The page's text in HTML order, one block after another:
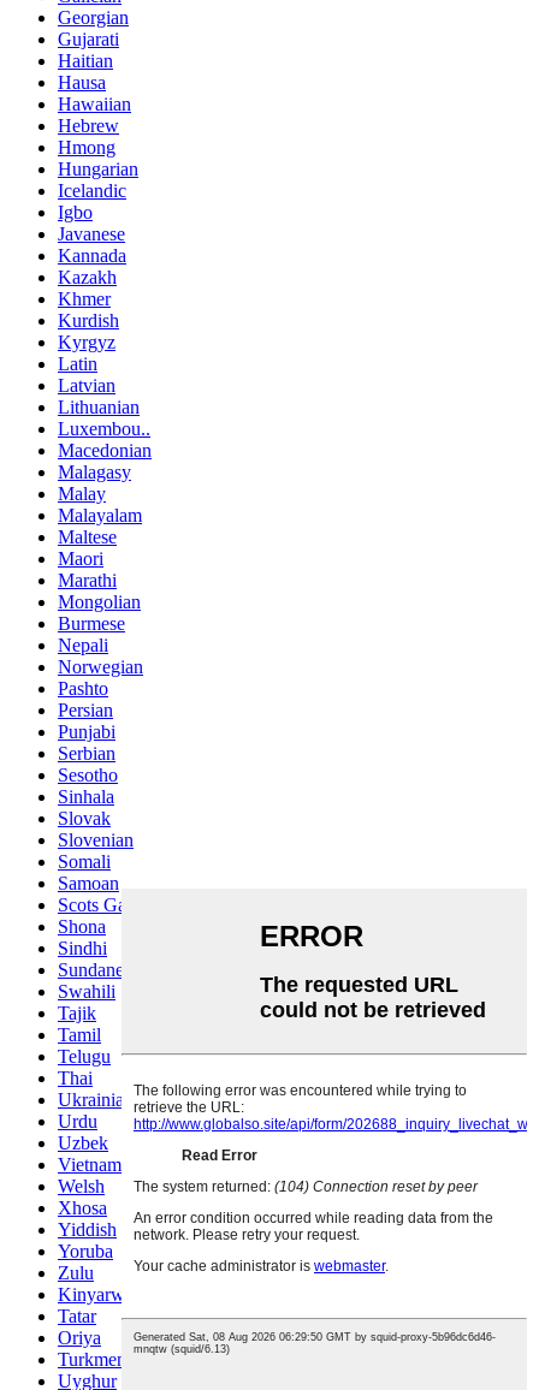
Georgian
Gujarati
Haitian
Hausa
Hawaiian
Hebrew
Hmong
Hungarian
Icelandic
Igbo
Javanese
Kannada
Kazakh
Khmer
Kurdish
Kyrgyz
Latin
Latvian
Lithuanian
Luxembou..
Macedonian
Malagasy
Malay
Malayalam
Maltese
Maori
Marathi
Mongolian
Burmese
Nepali
Norwegian
Pashto
Persian
Punjabi
Serbian
Sesotho
Sinhala
Slovak
Slovenian
Somali
Samoan
Scots Gaelic
Shona
Sindhi
Sundanese
Swahili
Tajik
Tamil
Telugu
Thai
Ukrainian
Urdu
Uzbek
Vietnamese
Welsh
Xhosa
Yiddish
Yoruba
Zulu
Kinyarwanda
Tatar
Oriya
Turkmen
Uyghur